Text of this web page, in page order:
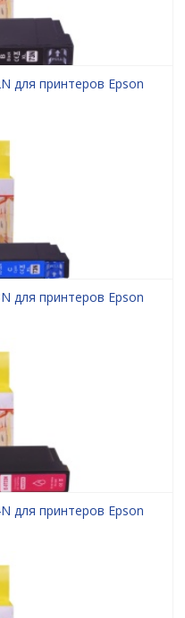
для принтеров Epson
для принтеров Epson
для принтеров Epson